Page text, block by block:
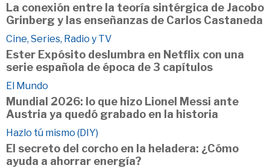
La conexión entre la teoría sintérgica de Jacobo
Grinberg y las enseñanzas de Carlos Castaneda
Cine, Series, Radio y TV
Ester Expósito deslumbra en Netflix con una
serie española de época de 3 capítulos
El Mundo
Mundial 2026: lo que hizo Lionel Messi ante
Austria ya quedó grabado en la historia
Hazlo tú mismo (DIY)
El secreto del corcho en la heladera: ¿Cómo
ayuda a ahorrar energía?